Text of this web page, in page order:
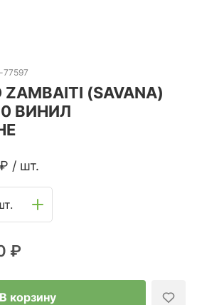
77597
(SAVANA)
ВИНИЛ
₽ / шт.
₽
В корзину